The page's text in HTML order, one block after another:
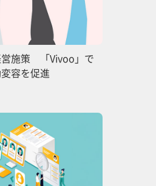
営施策 「Vivoo」で
容を促進